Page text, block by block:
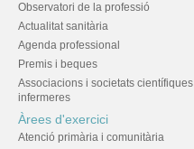
Observatori de la professió
Actualitat sanitària
Agenda professional
Premis i beques
Associacions i societats científiques
infermeres
Àrees d'exercici
Atenció primària i comunitària